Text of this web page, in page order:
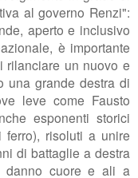
al governo Renzi":
aperto e inclusivo
è importante
rilanciare un nuovo e
una grande destra di
leve come Fausto
esponenti storici
ferro), risoluti a unire
di battaglie a destra
danno cuore e ali a